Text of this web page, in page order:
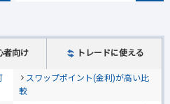
者向け トレードに使える
スワップポイント(金利)が高い比
較